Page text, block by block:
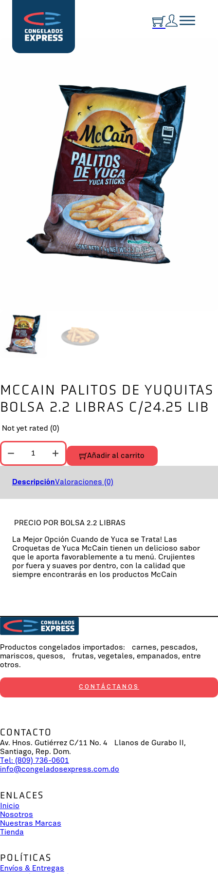
MCCAIN PALITOS DE YUQUITAS
BOLSA 2.2 LIBRAS C/24.25 LIB
Not yet rated (0)
MCCAIN PALITOS DE YUQUITAS BOLSA 2.2 LIBRAS C/24.25
Añadir al carrito
DescripciónValoraciones (0)
PRECIO POR BOLSA 2.2 LIBRAS
La Mejor Opción Cuando de Yuca se Trata! Las
Croquetas de Yuca McCain tienen un delicioso sabor
que le aporta favorablemente a tu menú. Crujientes
por fuera y suaves por dentro, con la calidad que
siempre encontrarás en los productos McCain
Productos congelados importados: carnes, pescados,
mariscos, quesos, frutas, vegetales, empanados, entre
otros.
CONTÁCTANOS
CONTACTO
Av. Hnos. Gutiérrez C/11 No. 4 Llanos de Gurabo II,
Santiago, Rep. Dom.
Tel: (809) 736-0601
info@congeladosexpress.com.do
ENLACES
Inicio
Nosotros
Nuestras Marcas
Tienda
POLÍTICAS
Envíos & Entregas